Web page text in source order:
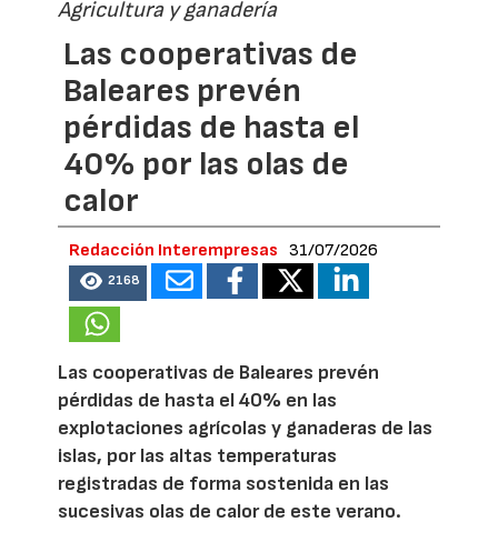
Agricultura y ganadería
Las cooperativas de
Baleares prevén
pérdidas de hasta el
40% por las olas de
calor
Redacción Interempresas 31/07/2026
2168
Las cooperativas de Baleares prevén
pérdidas de hasta el 40% en las
explotaciones agrícolas y ganaderas de las
islas, por las altas temperaturas
registradas de forma sostenida en las
sucesivas olas de calor de este verano.